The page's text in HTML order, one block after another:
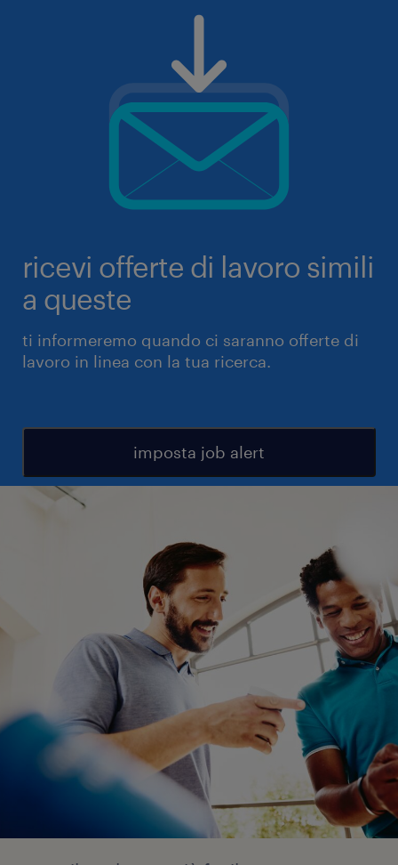
ricevi offerte di lavoro simili
a queste
ti informeremo quando ci saranno offerte di
lavoro in linea con la tua ricerca.
imposta job alert